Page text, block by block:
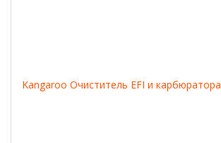
Kangaroo Очиститель EFI и карбюратора